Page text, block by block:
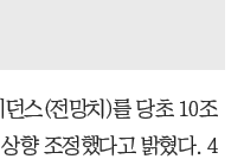
스(전망치)를 당초 10조
향 조정했다고 밝혔다. 4